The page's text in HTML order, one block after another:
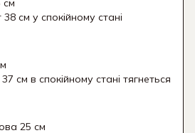
см
см у спокійному стані
см в спокійному стані тягнеться
25 см